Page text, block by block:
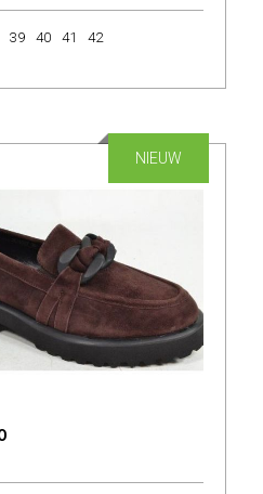
39 40 41 42
NIEUW